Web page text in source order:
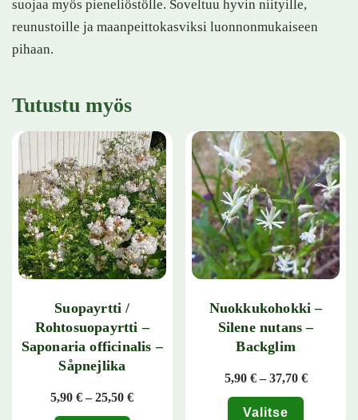
suojaa myös pieneliöstölle. Soveltuu hyvin niityille,
reunustoille ja maanpeittokasviksi luonnonmukaiseen
pihaan.
Tutustu myös
Suopayrtti /
Rohtosuopayrtti –
Saponaria officinalis –
Såpnejlika
5,90€ – 25,50€Hintaluokka: 5,90 € - 25,50 €
Nuokkukohokki –
Silene nutans –
Backglim
5,90 € – 37,70 €
Valitse